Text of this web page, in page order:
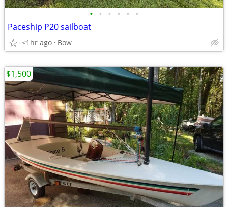
• • • • • •
Paceship P20 sailboat
<1hr ago Bow
$1,500